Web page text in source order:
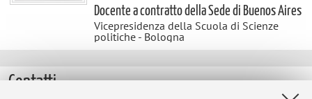
Docente a contratto della Sede di Buenos Aires
Vicepresidenza della Scuola di Scienze
politiche - Bologna
Contatti